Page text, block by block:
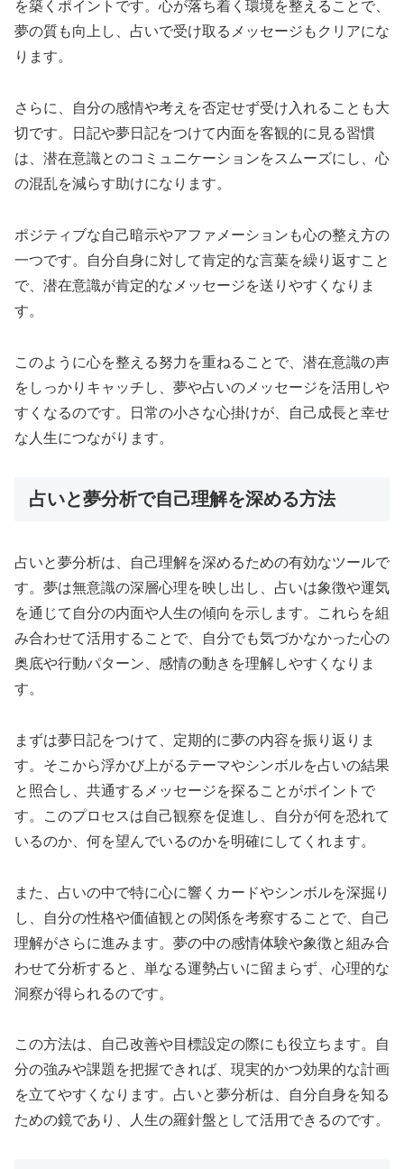
を築くポイントです。心が落ち着く環境を整えることで、
夢の質も向上し、占いで受け取るメッセージもクリアにな
ります。
さらに、自分の感情や考えを否定せず受け入れることも大
切です。日記や夢日記をつけて内面を客観的に見る習慣
は、潜在意識とのコミュニケーションをスムーズにし、心
の混乱を減らす助けになります。
ポジティブな自己暗示やアファメーションも心の整え方の
一つです。自分自身に対して肯定的な言葉を繰り返すこと
で、潜在意識が肯定的なメッセージを送りやすくなりま
す。
このように心を整える努力を重ねることで、潜在意識の声
をしっかりキャッチし、夢や占いのメッセージを活用しや
すくなるのです。日常の小さな心掛けが、自己成長と幸せ
な人生につながります。
占いと夢分析で自己理解を深める方法
占いと夢分析は、自己理解を深めるための有効なツールで
す。夢は無意識の深層心理を映し出し、占いは象徴や運気
を通じて自分の内面や人生の傾向を示します。これらを組
み合わせて活用することで、自分でも気づかなかった心の
奥底や行動パターン、感情の動きを理解しやすくなりま
す。
まずは夢日記をつけて、定期的に夢の内容を振り返りま
す。そこから浮かび上がるテーマやシンボルを占いの結果
と照合し、共通するメッセージを探ることがポイントで
す。このプロセスは自己観察を促進し、自分が何を恐れて
いるのか、何を望んでいるのかを明確にしてくれます。
また、占いの中で特に心に響くカードやシンボルを深掘り
し、自分の性格や価値観との関係を考察することで、自己
理解がさらに進みます。夢の中の感情体験や象徴と組み合
わせて分析すると、単なる運勢占いに留まらず、心理的な
洞察が得られるのです。
この方法は、自己改善や目標設定の際にも役立ちます。自
分の強みや課題を把握できれば、現実的かつ効果的な計画
を立てやすくなります。占いと夢分析は、自分自身を知る
ための鏡であり、人生の羅針盤として活用できるのです。